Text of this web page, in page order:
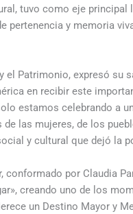
tuvo como eje
pertenencia y memoria
el Patrimonio, expresó
en recibir este
estamos celebrando a
las mujeres, de los
y cultural que dejó la
por Claudia
creando uno de los
un Destino Mayor y